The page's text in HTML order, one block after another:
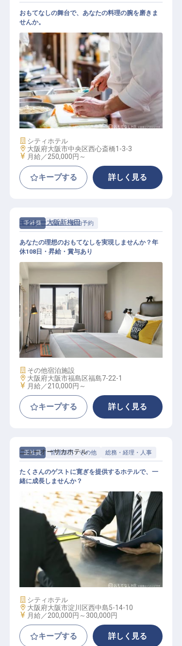
調理
おもてなしの舞台で、あなたの料理の腕を磨きま
せんか。
施設業態
シティホテル
勤務地
大阪府大阪市中央区西心斎橋1-3-3
給与
月給／250,000円～
キープする 詳しく見る
正社員 宿泊 宿泊予約
予約スタッフ
モクシー大阪新梅田
あなたの理想のおもてなしを実現しませんか？年
休108日・昇給・賞与あり
施設業態
その他宿泊施設
勤務地
大阪府大阪市福島区福島7-22-1
給与
月給／210,000円～
キープする 詳しく見る
正社員 管理部門・その他 総務・経理・人事
経理・総務スタッフ
ニューオーサカホテル
たくさんのゲストに寛ぎを提供するホテルで、一
緒に成長しませんか？
施設業態
シティホテル
勤務地
大阪府大阪市淀川区西中島5-14-10
給与
月給／200,000円～ 300,000円
キープする 詳しく見る